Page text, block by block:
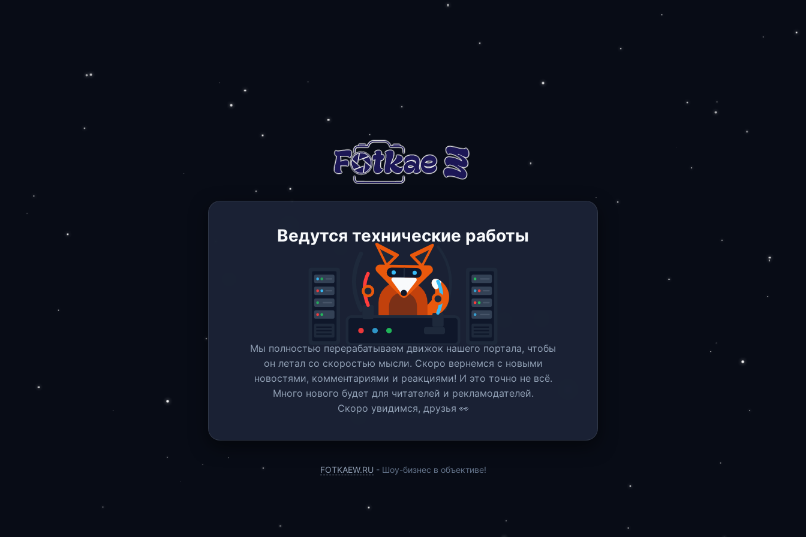
Ведутся технические работы
Мы полностью перерабатываем движок нашего портала, чтобы
он летал со скоростью мысли. Скоро вернемся c новыми
новостями, комментариями и реакциями! И это точно не всё.
Много нового будет для читателей и рекламодателей.
Скоро увидимся, друзья 👀
FOTKAEW.RU - Шоу-бизнес в объективе!